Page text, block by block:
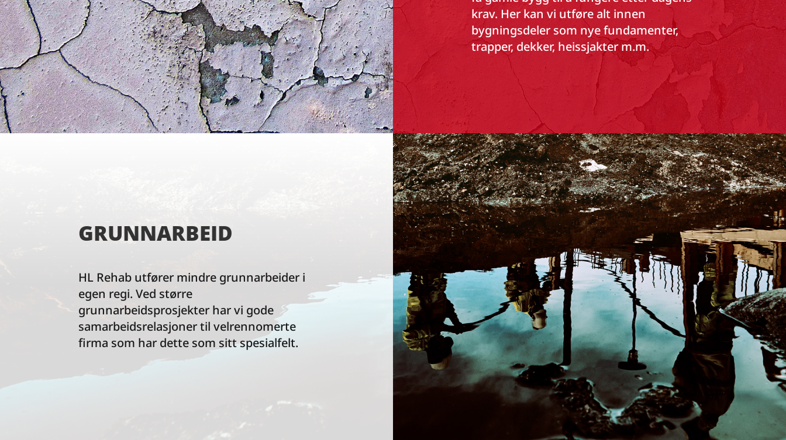
krav. Her kan vi utføre alt innen
bygningsdeler som nye fundamenter,
trapper, dekker, heissjakter m.m.
GRUNNARBEID
HL Rehab utfører mindre grunnarbeider i
egen regi. Ved større
grunnarbeidsprosjekter har vi gode
samarbeidsrelasjoner til velrennomerte
firma som har dette som sitt spesialfelt.